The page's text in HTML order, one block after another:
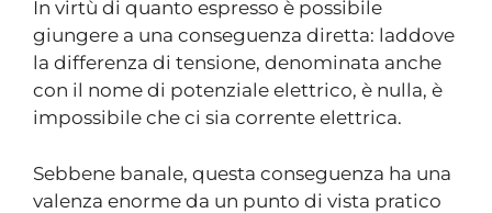
In virtù di quanto espresso è possibile
giungere a una conseguenza diretta: laddove
la differenza di tensione, denominata anche
con il nome di potenziale elettrico, è nulla, è
impossibile che ci sia corrente elettrica.
Sebbene banale, questa conseguenza ha una
valenza enorme da un punto di vista pratico